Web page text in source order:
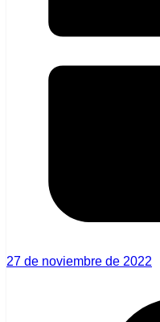
27 de noviembre de 2022